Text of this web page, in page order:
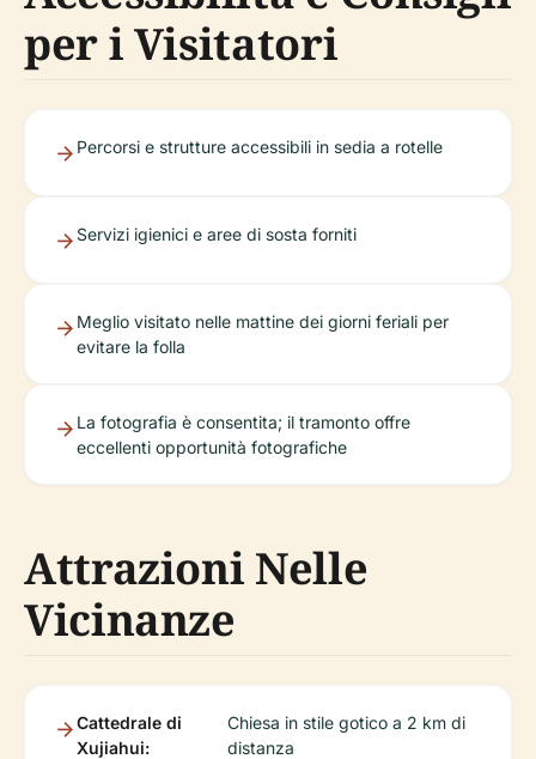
per i Visitatori
Percorsi e strutture accessibili in sedia a rotelle
Servizi igienici e aree di sosta forniti
Meglio visitato nelle mattine dei giorni feriali per
evitare la folla
La fotografia è consentita; il tramonto offre
eccellenti opportunità fotografiche
Attrazioni Nelle
Vicinanze
Cattedrale di
Xujiahui:
Chiesa in stile gotico a 2 km di
distanza